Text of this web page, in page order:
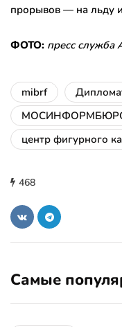
прорывов — на льду
ФОТО: пресс служба
mibrf
центр фигурного
468
Самые